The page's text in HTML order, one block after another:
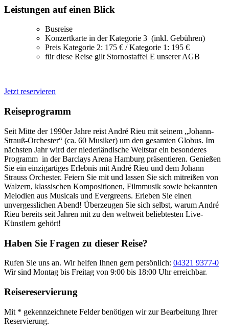
Leistungen auf einen Blick
Busreise
Konzertkarte in der Kategorie 3 (inkl. Gebühren)
Preis Kategorie 2: 175 € / Kategorie 1: 195 €
für diese Reise gilt Stornostaffel E unserer AGB
Jetzt reservieren
Reiseprogramm
Seit Mitte der 1990er Jahre reist André Rieu mit seinem „Johann-
Strauß-Orchester“ (ca. 60 Musiker) um den gesamten Globus. Im
nächsten Jahr wird der niederländische Weltstar ein besonderes
Programm in der Barclays Arena Hamburg präsentieren. Genießen
Sie ein einzigartiges Erlebnis mit André Rieu und dem Johann
Strauss Orchester. Feiern Sie mit und lassen Sie sich mitreißen von
Walzern, klassischen Kompositionen, Filmmusik sowie bekannten
Melodien aus Musicals und Evergreens. Erleben Sie einen
unvergesslichen Abend! Überzeugen Sie sich selbst, warum André
Rieu bereits seit Jahren mit zu den weltweit beliebtesten Live-
Künstlern gehört!
Haben Sie Fragen zu dieser Reise?
Rufen Sie uns an. Wir helfen Ihnen gern persönlich: 04321 9377-0
Wir sind Montag bis Freitag von 9:00 bis 18:00 Uhr erreichbar.
Reisereservierung
Mit * gekennzeichnete Felder benötigen wir zur Bearbeitung Ihrer
Reservierung.